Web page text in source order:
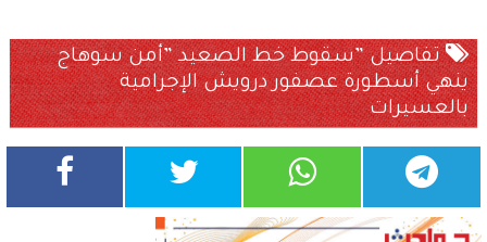
تفاصيل ”سقوط خط الصعيد ”أمن سوهاج
ينهي أسطورة عصفور درويش الإجرامية
بالعسيرات